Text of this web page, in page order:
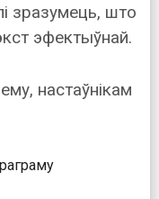
зразумець, што
эфектыўнай.
настаўнікам